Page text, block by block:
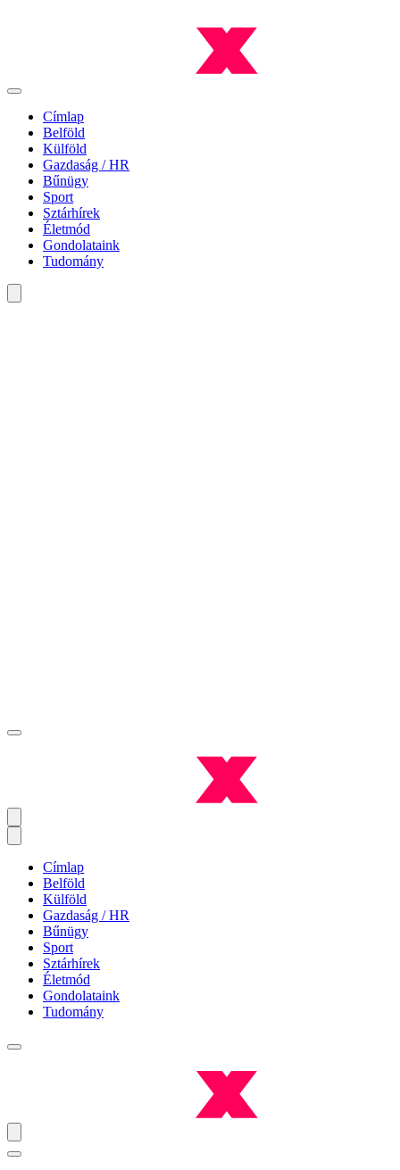
Címlap
Belföld
Külföld
Gazdaság / HR
Bűnügy
Sport
Sztárhírek
Életmód
Gondolataink
Tudomány
Címlap
Belföld
Külföld
Gazdaság / HR
Bűnügy
Sport
Sztárhírek
Életmód
Gondolataink
Tudomány